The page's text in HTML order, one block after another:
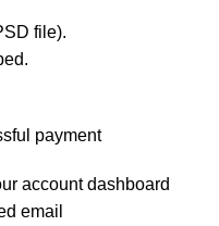
file).
payment
account dashboard
email